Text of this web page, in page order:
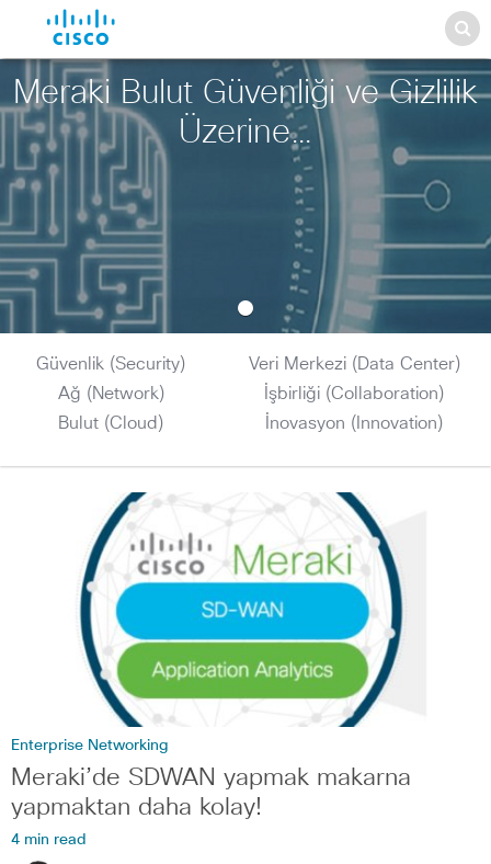
Meraki Bulut Güvenliği ve Gizlilik
Üzerine…
Güvenlik (Security)
Ağ (Network)
Bulut (Cloud)
Veri Merkezi (Data Center)
İşbirliği (Collaboration)
İnovasyon (Innovation)
Enterprise Networking
Meraki’de SDWAN yapmak makarna
yapmaktan daha kolay!
4 min read